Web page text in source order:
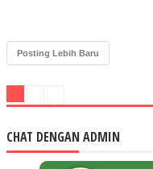
Posting Lebih Baru
CHAT DENGAN ADMIN